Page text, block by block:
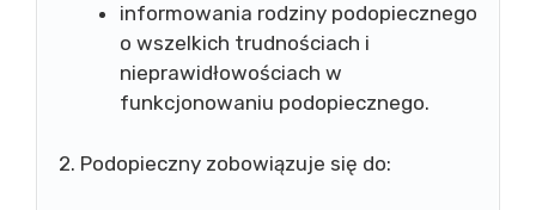
informowania rodziny podopiecznego
o wszelkich trudnościach i
nieprawidłowościach w
funkcjonowaniu podopiecznego.
2. Podopieczny zobowiązuje się do: